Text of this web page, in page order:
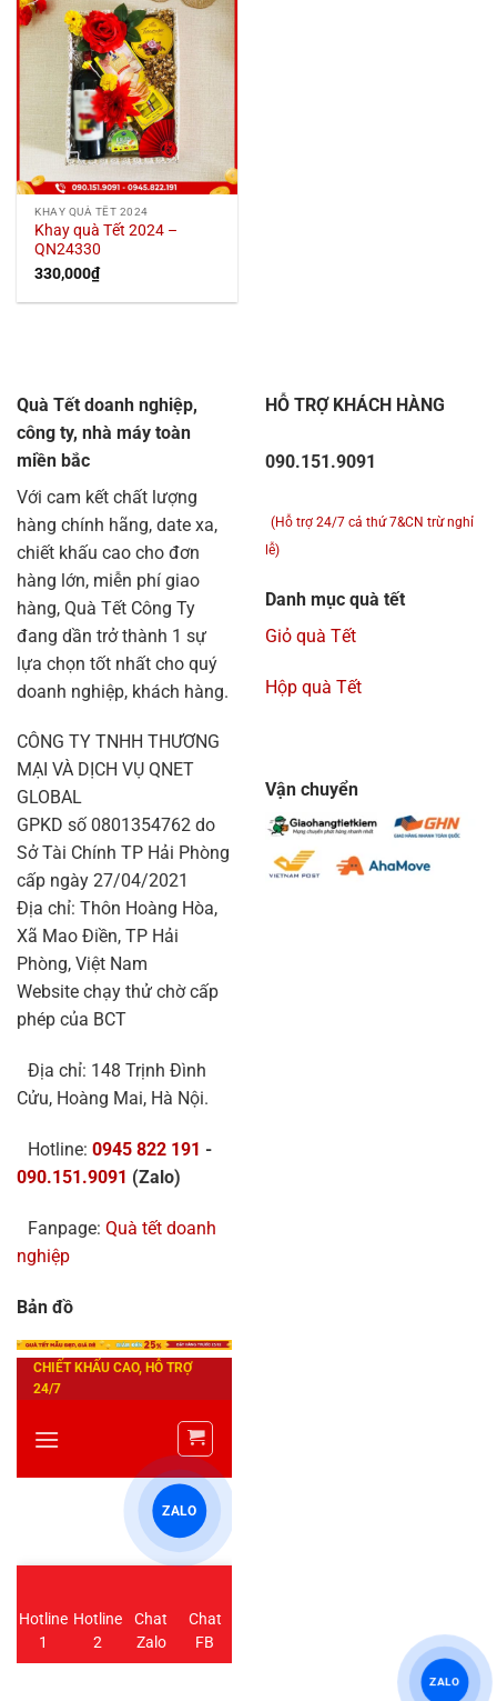
KHAY QUÀ TẾT 2024
Khay quà Tết 2024 –
QN24330
330,000₫
Quà Tết doanh nghiệp,
công ty, nhà máy toàn
miền bắc
Với cam kết chất lượng
hàng chính hãng, date xa,
chiết khấu cao cho đơn
hàng lớn, miễn phí giao
hàng, Quà Tết Công Ty
đang dần trở thành 1 sự
lựa chọn tốt nhất cho quý
doanh nghiệp, khách hàng.
CÔNG TY TNHH THƯƠNG
MẠI VÀ DỊCH VỤ QNET
GLOBAL
GPKD số 0801354762 do
Sở Tài Chính TP Hải Phòng
cấp ngày 27/04/2021
Địa chỉ: Thôn Hoàng Hòa,
Xã Mao Điền, TP Hải
Phòng, Việt Nam
Website chạy thử chờ cấp
phép của BCT
Địa chỉ: 148 Trịnh Đình
Cửu, Hoàng Mai, Hà Nội.
Hotline: 0945 822 191 -
090.151.9091 (Zalo)
Fanpage: Quà tết doanh
nghiệp
Bản đồ
HỖ TRỢ KHÁCH HÀNG
090.151.9091
(Hỗ trợ 24/7 cả thứ 7&CN trừ nghỉ
lễ)
Danh mục quà tết
Giỏ quà Tết
Hộp quà Tết
Vận chuyển
ZALO